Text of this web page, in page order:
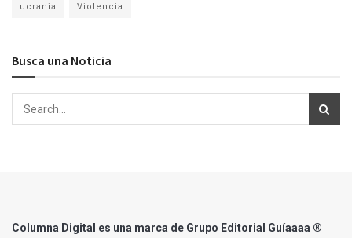
ucrania Violencia
Busca una Noticia
Columna Digital es una marca de Grupo Editorial Guíaaaa ®